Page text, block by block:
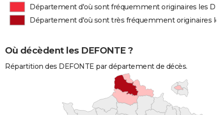
Département d'où sont fréquemment originaires les
Département d'où sont très fréquemment originaires
Où décèdent les DEFONTE ?
Répartition des DEFONTE par département de décès.